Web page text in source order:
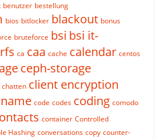
benutzer bestellung
bios bitlocker blackout bonus
bruteforce bsi bsi it-
ca caa cache calendar centos
ceph-storage
chatten client encryption
code codes coding comodo
container Controlled
Hashing conversations copy counter-